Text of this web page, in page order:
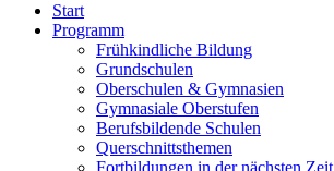
Start
Programm
Frühkindliche Bildung
Grundschulen
Oberschulen & Gymnasien
Gymnasiale Oberstufen
Berufsbildende Schulen
Querschnittsthemen
Fortbildungen in der nächsten Zeit